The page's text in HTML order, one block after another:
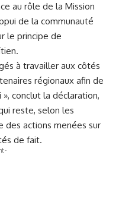
au rôle de la Mission
de la communauté
le principe de
à travailler aux côtés
régionaux afin de
conclut la déclaration,
reste, selon les
actions menées sur
de fait.
-